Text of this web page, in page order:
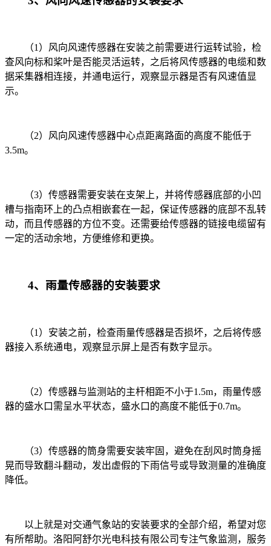
（1 ）风向风速传感器在安装之前需要进行运转试验，检
查风向标和桨叶是否能灵活运转，之后将风传感器的电缆和数
据采集器相连接，并通电运行，观察显示器是否有风速值显
示。
（2）风向风速传感器中心点距离路面的高度不能低于
3.5m。
（3）传感器需要安装在支架上，并将传感器底部的小凹
槽与指南环上的凸点相嵌套在一起，保证传感器的底部不乱转
动，而且传感器的方位不变。还需要给传感器的链接电缆留有
一定的活动余地，方便维修和更换。
4、雨量传感器的安装要求
（1 ）安装之前，检查雨量传感器是否损坏，之后将传感
器接入系统通电，观察显示屏上是否有数字显示。
（2）传感器与监测站的主杆相距不小于1.5m，雨量传感
器的盛水口需呈水平状态，盛水口的高度不能低于0.7m。
（3）传感器的筒身需要安装牢固，避免在刮风时筒身摇
晃而导致翻斗翻动，发出虚假的下雨信号或导致测量的准确度
降低。
以上就是对交通气象站的安装要求的全部介绍，希望对您
有所帮助。洛阳阿舒尔光电科技有限公司专注气象监测，服务